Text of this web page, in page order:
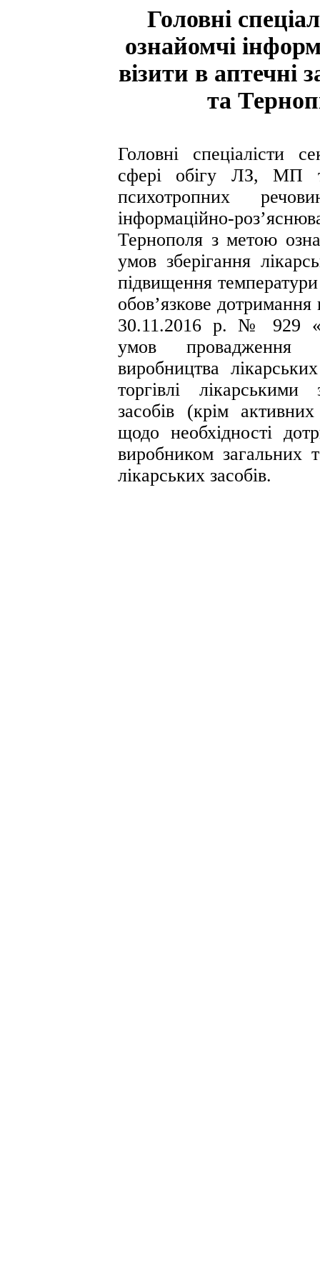
Головні
ознайомчі
візити в аптечні
та
Головні спеціалісти
сфері обігу ЛЗ, МП
психотропних
інформаційно-
Тернополя з метою
умов зберігання
підвищення
обов’язкове
30.11.2016 р. № 929
умов провадження
виробництва
торгівлі
засобів (крім
щодо необхідності
виробником загальних
лікарських засобів.